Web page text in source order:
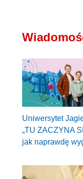
Uniwersytet
„TU ZACZYNA
jak naprawdę